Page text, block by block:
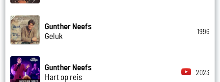
Gunther Neefs
Geluk
1996
Gunther Neefs
Hart op reis
2023